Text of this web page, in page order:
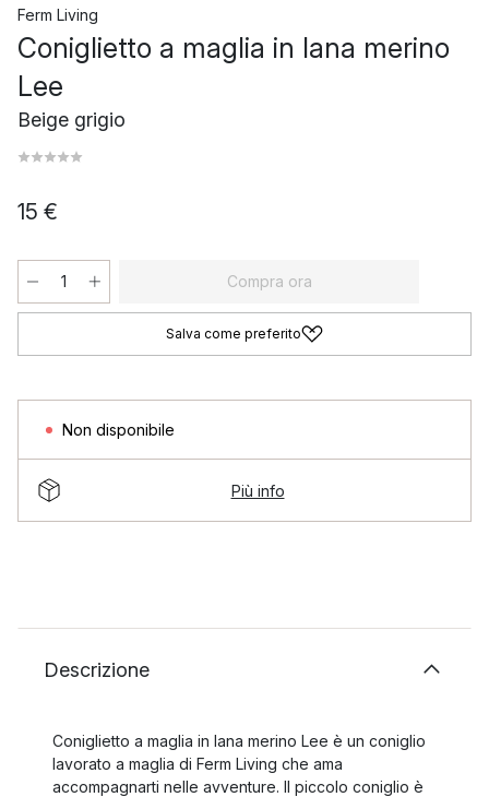
Ferm Living
Coniglietto a maglia in lana merino
Lee
Beige grigio
15 €
Compra ora
Salva come preferito
Non disponibile
Più info
Descrizione
Coniglietto a maglia in lana merino Lee è un coniglio
lavorato a maglia di Ferm Living che ama
accompagnarti nelle avventure. Il piccolo coniglio è